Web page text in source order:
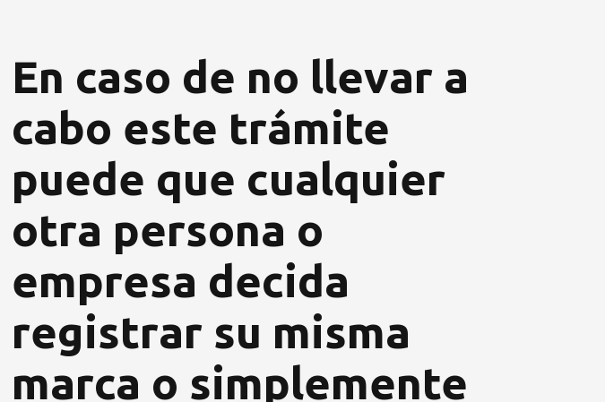
En caso de no llevar a
cabo este trámite
puede que cualquier
otra persona o
empresa decida
registrar su misma
marca o simplemente